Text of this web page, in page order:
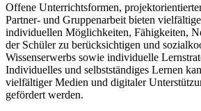
Offene Unterrichtsformen,
Partner- und Gruppenarbeit bieten
individuellen Möglichkeiten, Fähigkeiten,
der Schüler zu berücksichtigen und
Wissenserwerbs sowie individuelle
Individuelles und selbstständiges Lernen
vielfältiger Medien und digitaler
gefördert werden.